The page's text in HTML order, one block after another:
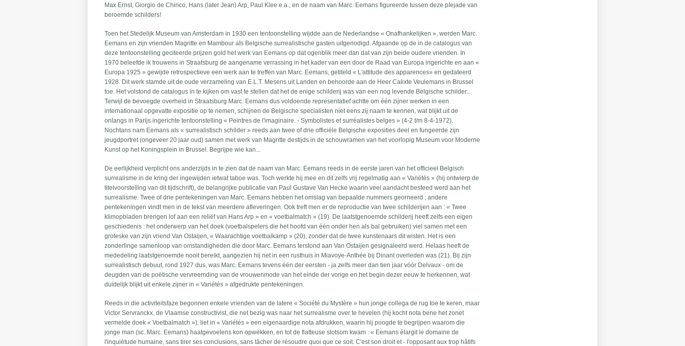
Max Ernst, Giorgio de Chirico, Hans (later Jean) Arp, Paul Klee e.a., en de naam van Marc. Eemans figureerde tussen deze pIejade van
beroemde schilders!
Toen het Stedelijk Museum van Amsterdam in 1930 een tentoonstelling wijdde aan de Nederlandse « Onafhankelijken », werden Marc.
Eemans en zijn vrienden Magritte en Mambour aIs Belgische surrealistische gasten uitgenodigd. Afgaande op de in de catalogus van
deze tentoonstelling geciteerde prijzen gold het werk van Eemans op dat ogenblik meer dan dat van zijn beide oudere vrienden. In
1970 beleefde ik trouwens in Straatsburg de aangename verrassing in het kader van een door de Raad van Europa ingerichte en aan «
Europa 1925 » gewijde retrospectieve een werk aan te treffen van Marc. Eemans, getiteld « L'attitude des apparences» en gedateerd
1928. Dit werk stamde uit de oude verzameling van E.L.T. Mesens uit Landen en behoorde aan de Heer Calixte Veulemans in Brussel
toe. Het volstond de catalogus in te kijken om vast te stellen dat het de enige schilderij was van een nog levende Belgische schilder...
Terwijl de bevoegde overheid in Straatsburg Marc. Eemans dus voldoende representatief achtte om één zijner werken in een
internationaal opgevatte expositie op te nemen, schijnen de Belgische specialisten niet eens zij naam te kennen, wat blijkt uit de
onlangs in Parijs ingerichte tentoonstelling « Peintres de l'imaginaire. - Symbolistes et surréalistes belges » (4-2 t/m 8-4-1972).
Nochtans nam Eemans aIs « surrealistisch schilder » reeds aan twee of drie officiële Belgische exposities deel en fungeerde zijn
jeugdportret (ongeveer 20 jaar oud) samen met werk van Magritte destijds in de schouwramen van het voorlopig Museum voor Moderne
Kunst op het Koningsplein in Brussel. Begrijpe wie kan...
De eerlijkheid verplicht ons anderzijds in te zien dat de naam van Marc. Eemans reeds in de eerste jaren van het officieel Belgisch
surrealisme in de kring der ingewijden ietwat taboe was. Toch werkte hij mee en dit zelfs vrij regelmatig aan « Variétés » (hij ontwierp de
titelvoorstelling van dit tijdschrift), de belangrijke publicatie van Paul Gustave Van Hecke waarin veel aandacht besteed werd aan het
surrealisme. Twee of drie pentekeningen van Marc. Eemans hebben het omslag van bepaalde nummers georneerd ; andere
pentekeningen vindt men in de tekst van meerdere afleveringen. Ook treft men er de reproductie van twee schilderijen aan : « Twee
klimopbladen brengen lof aan een reliëf van Hans Arp » en « voetbalmatch » (19). De laatstgenoemde schilderij heeft zelfs een eigen
geschiedenis : het onderwerp van het doek (voetbalspelers die het hoofd van één onder hen als bal gebruiken) viel samen met een
groteske van zijn vriend Van Ostaijen, « Waarachtige voetbalkamp » (20), zonder dat de twee kunstenaars dit wisten. Het is een
zonderlinge samenloop van omstandigheden die door Marc. Eemans terstond aan Van Ostaijen gesignaleerd werd. Helaas heeft de
mededeling laatstgenoemde nooit bereikt, aangezien hij net in een rusthuis in Miavoye-Anthée bij Dinant overleden was (21). Bij zijn
surrealistisch debuut, rond 1927 dus, was Marc. Eemans tevens één der eersten - ja zelfs meer dan tien jaar vóór Delvaux - om de
deugden van de poëtische vervreemding van de vrouwenmode van het einde der vorige en het begin dezer eeuw te herkennen, wat
duidelijk blijkt uit enkele zijner in « Variétés » afgedrukte pentekeningen.
Reeds in die activiteitsfaze begonnen enkele vrienden van de latere « Société du Mystère » hun jonge collega de rug toe te keren, maar
Victor Servranckx, de Vlaamse constructivist, die net bezig was naar het surrealisme over te hevelen (hij kocht nota bene het zonet
vermelde doek « Voetbalmatch »), liet in « Variétés » een eigenaardige nota afdrukken, waarin hij poogde te begrijpen waarom die
jonge man (sc. Marc. Eemans) haatgevoelens kon opwekken, en tot de flatteuse slotsom kwam : « Eemans élargit le domaine de
l'inquiétude humaine, sans tirer ses conclusions, sans tâcher de résoudre quoi que ce soit. C'est son droit et - l'opposant aux trop hâtifs